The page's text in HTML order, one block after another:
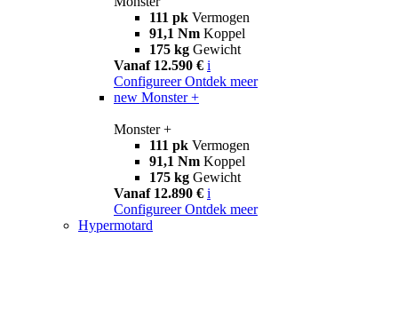
111 pk Vermogen
91,1 Nm Koppel
175 kg Gewicht
Vanaf 12.590 € i
Configureer Ontdek meer
new Monster +
Monster +
111 pk Vermogen
91,1 Nm Koppel
175 kg Gewicht
Vanaf 12.890 € i
Configureer Ontdek meer
Hypermotard